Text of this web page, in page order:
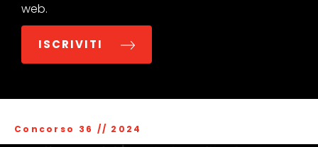
web.
ISCRIVITI
Concorso 36 // 2024